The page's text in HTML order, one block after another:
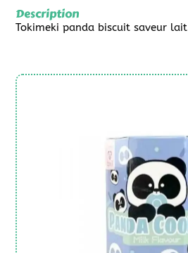
Description
Tokimeki panda biscuit saveur lait